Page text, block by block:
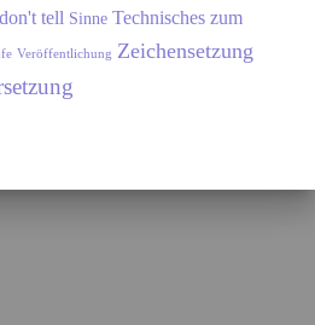
tell Sinne Technisches zum
Veröffentlichung Zeichensetzung